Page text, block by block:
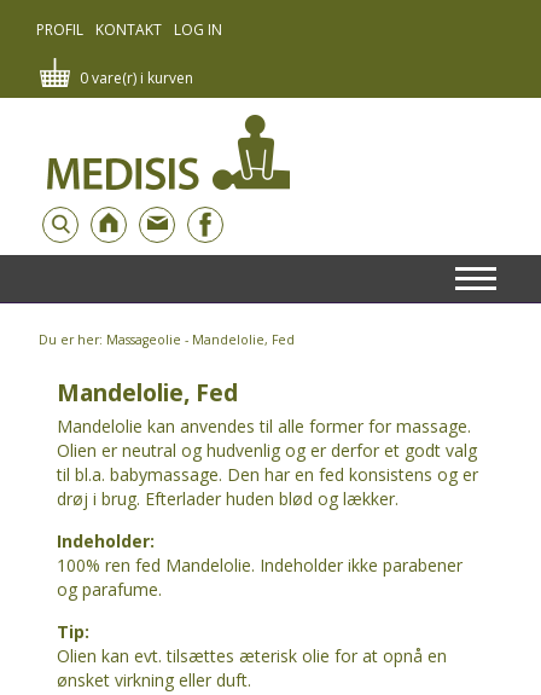
PROFIL KONTAKT LOG IN
0 vare(r) i kurven
Du er her: Massageolie - Mandelolie, Fed
Mandelolie, Fed
Mandelolie kan anvendes til alle former for massage.
Olien er neutral og hudvenlig og er derfor et godt valg
til bl.a. babymassage. Den har en fed konsistens og er
drøj i brug. Efterlader huden blød og lækker.
Indeholder:
100% ren fed Mandelolie. Indeholder ikke parabener
og parafume.
Tip:
Olien kan evt. tilsættes æterisk olie for at opnå en
ønsket virkning eller duft.